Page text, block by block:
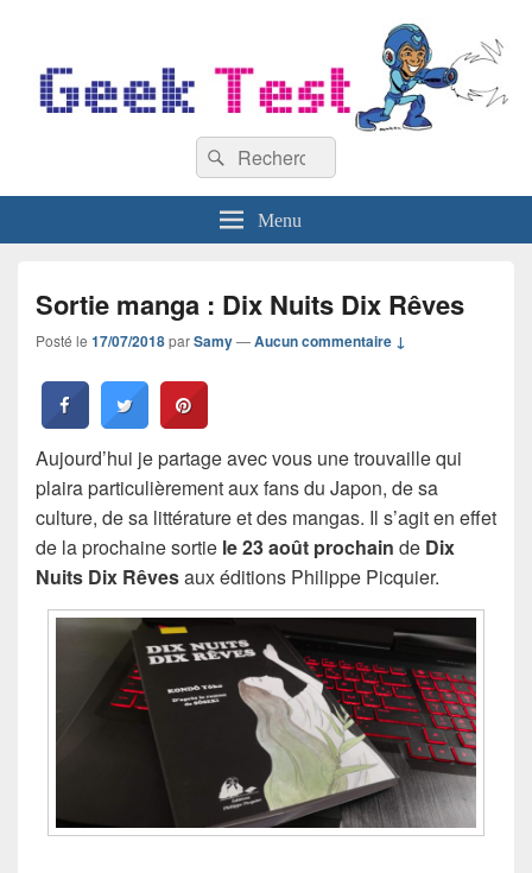
Recherche :
Rechercher
Menu
Sortie manga : Dix Nuits Dix Rêves
Posté le 17/07/2018parSamy—Aucun commentaire ↓
Aujourd’hui je partage avec vous une trouvaille qui
plaira particulièrement aux fans du Japon, de sa
culture, de sa littérature et des mangas. Il s’agit en effet
de la prochaine sortie le 23 août prochain de Dix
Nuits Dix Rêvesaux éditions Philippe Picquier.